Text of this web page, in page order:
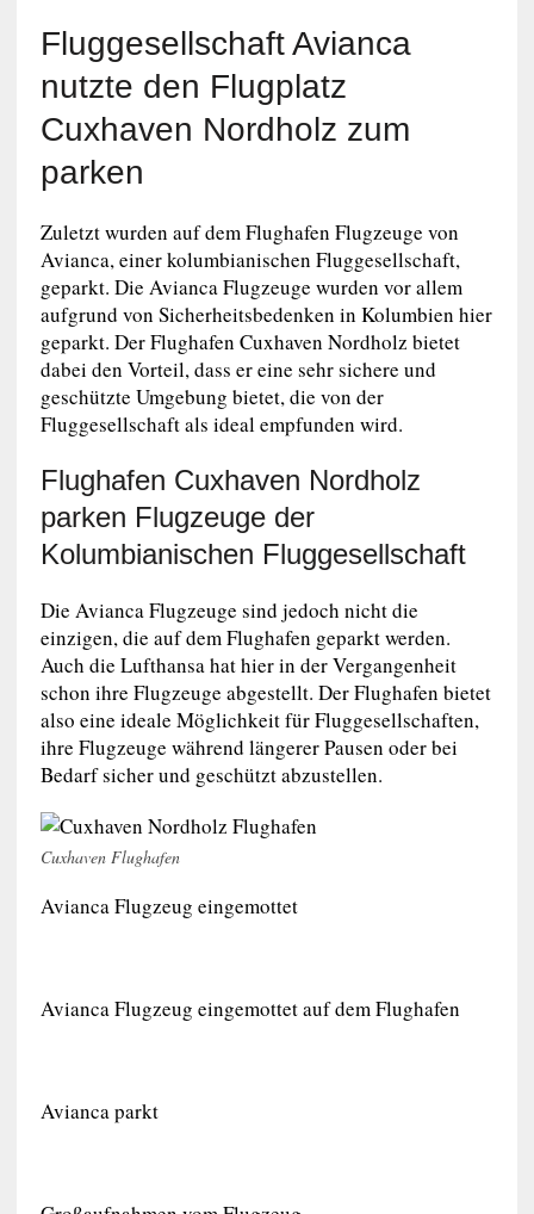
Fluggesellschaft Avianca
nutzte den Flugplatz
Cuxhaven Nordholz zum
parken
Zuletzt wurden auf dem Flughafen Flugzeuge von
Avianca, einer kolumbianischen Fluggesellschaft,
geparkt. Die Avianca Flugzeuge wurden vor allem
aufgrund von Sicherheitsbedenken in Kolumbien hier
geparkt. Der Flughafen Cuxhaven Nordholz bietet
dabei den Vorteil, dass er eine sehr sichere und
geschützte Umgebung bietet, die von der
Fluggesellschaft als ideal empfunden wird.
Flughafen Cuxhaven Nordholz
parken Flugzeuge der
Kolumbianischen Fluggesellschaft
Die Avianca Flugzeuge sind jedoch nicht die
einzigen, die auf dem Flughafen geparkt werden.
Auch die Lufthansa hat hier in der Vergangenheit
schon ihre Flugzeuge abgestellt. Der Flughafen bietet
also eine ideale Möglichkeit für Fluggesellschaften,
ihre Flugzeuge während längerer Pausen oder bei
Bedarf sicher und geschützt abzustellen.
Cuxhaven Flughafen
Avianca Flugzeug eingemottet
Avianca Flugzeug eingemottet auf dem Flughafen
Avianca parkt